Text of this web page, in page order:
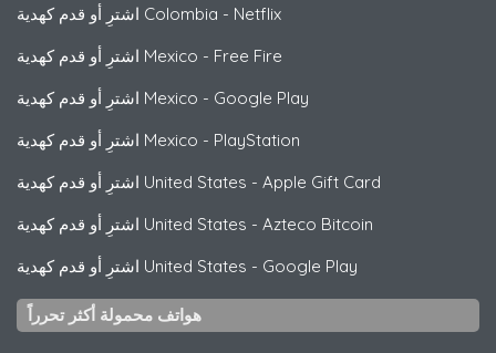
اشترِ أو قدم كهدية Colombia - Netflix
اشترِ أو قدم كهدية Mexico - Free Fire
اشترِ أو قدم كهدية Mexico - Google Play
اشترِ أو قدم كهدية Mexico - PlayStation
اشترِ أو قدم كهدية United States - Apple Gift Card
اشترِ أو قدم كهدية United States - Azteco Bitcoin
اشترِ أو قدم كهدية United States - Google Play
هواتف محمولة أكثر تحرراً